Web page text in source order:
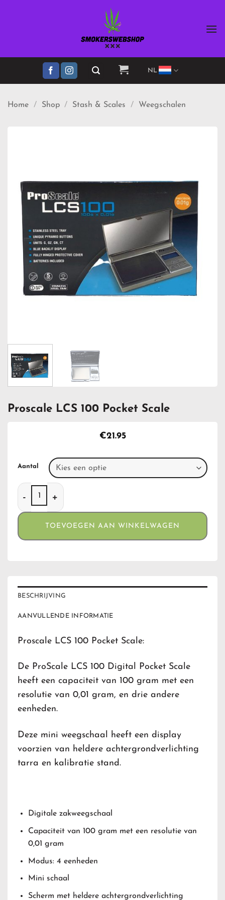
NL
Home / Shop / Stash & Scales / Weegschalen
Proscale LCS 100 Pocket Scale
€21.95
Aantal
Proscale LCS 100 Pocket Scale aantal
TOEVOEGEN AAN WINKELWAGEN
BESCHRIJVING
AANVULLENDE INFORMATIE
Proscale LCS 100 Pocket Scale:
De ProScale LCS 100 Digital Pocket Scale
heeft een capaciteit van 100 gram met een
resolutie van 0,01 gram, en drie andere
eenheden.
Deze mini weegschaal heeft een display
voorzien van heldere achtergrondverlichting
tarra en kalibratie stand.
Digitale zakweegschaal
Capaciteit van 100 gram met een resolutie van
0,01 gram
Modus: 4 eenheden
Mini schaal
Scherm met heldere achtergrondverlichting